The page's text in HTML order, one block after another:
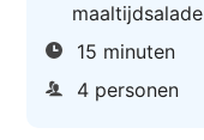
maaltijdsalade
15 minuten
4 personen